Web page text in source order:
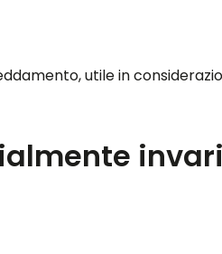
utile in